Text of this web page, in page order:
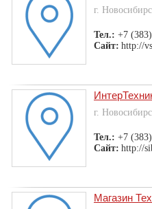
г.
Тел.: +7
Сайт: http://
г.
Тел.: +7
Сайт: http://
Магазин